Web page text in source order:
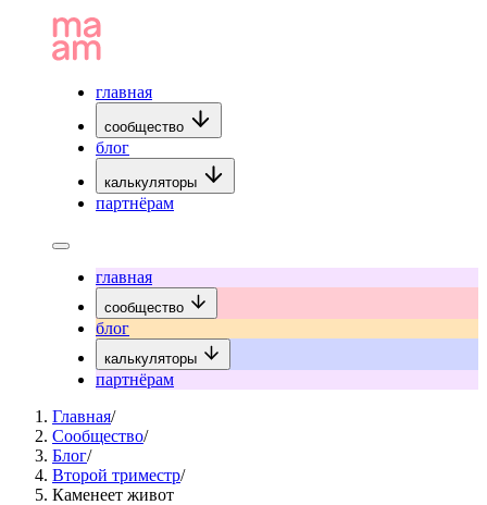
главная
сообщество
блог
калькуляторы
партнёрам
главная
сообщество
блог
калькуляторы
партнёрам
Главная/
Сообщество/
Блог/
Второй триместр/
Каменеет живот